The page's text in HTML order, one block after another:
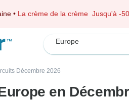
• La crème de la crème Jusqu'à -
Europe
Décembre 2026
en